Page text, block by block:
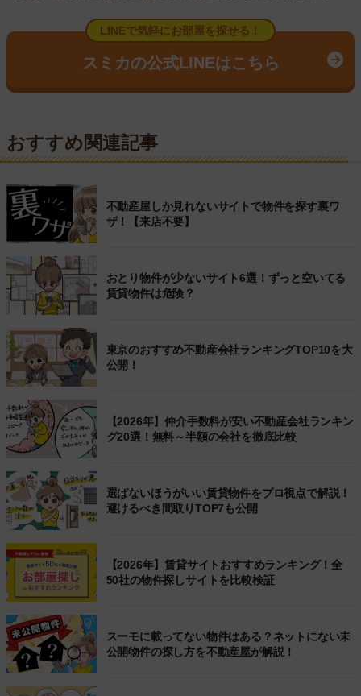
LINEで気軽にお部屋を探せる！
スミカの公式LINEはこちら
おすすめ関連記事
不動産屋しか見れないサイトで物件を探す裏ワ
ザ！【来店不要】
おとり物件が少ないサイト6選！ずっと空いてる
賃貸物件は危険？
東京のおすすめ不動産会社ランキングTOP10を大
公開！
【2026年】仲介手数料が安い不動産会社ランキン
グ20選！無料～半額の会社を徹底比較
選ばないほうがいい賃貸物件をプロ視点で解説！
避けるべき間取りTOP7も公開
【2026年】賃貸サイトおすすめランキング！全
50社の物件探しサイトを比較検証
スーモに載ってない物件はある？ネットにない未
公開物件の探し方を不動産屋が解説！